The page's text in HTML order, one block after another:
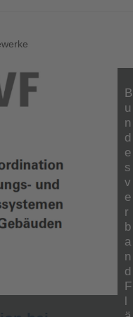
B
u
n
d
e
s
v
e
r
b
a
n
d
F
l